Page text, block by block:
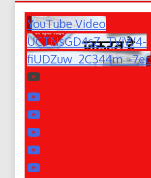
YouTube Video
UCTNsGD4sZ_TVjW4-
fiUDZuw_2C344m_-7ec